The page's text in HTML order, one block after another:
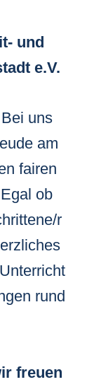
und
e.V.
uns
am
fairen
ob
r
rund
freuen